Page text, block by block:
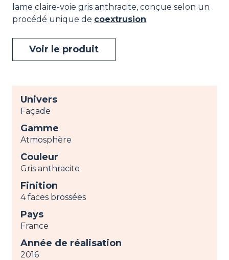
lame claire-voie gris anthracite, conçue selon un
procédé unique de coextrusion.
Voir le produit
Univers
Façade
Gamme
Atmosphère
Couleur
Gris anthracite
Finition
4 faces brossées
Pays
France
Année de réalisation
2016